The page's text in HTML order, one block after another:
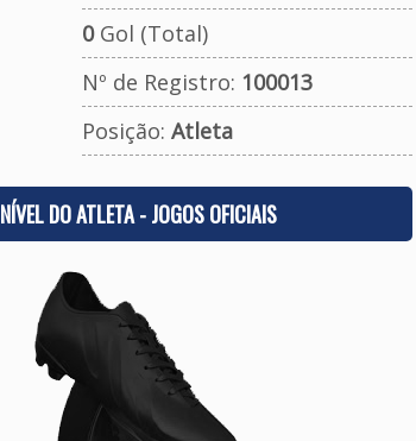
0Gol (Total)
Nº de Registro: 100013
Posição: Atleta
NÍVEL DO ATLETA - JOGOS OFICIAIS